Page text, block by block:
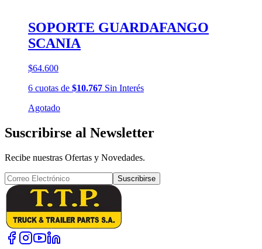
SOPORTE GUARDAFANGO
SCANIA
$64.600
6 cuotas de $10.767 Sin Interés
Agotado
Suscribirse al Newsletter
Recibe nuestras Ofertas y Novedades.
Suscribirse